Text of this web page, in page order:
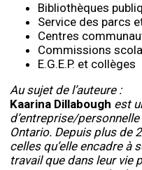
Bibliothèques
Service des parcs
Centres
Commissions
E.G.E.P. et collèges
Au sujet de l’auteure :
Kaarina Dillabough est
d’entreprise/
Ontario. Depuis plus de
celles qu’elle encadre à
travail que dans leur vie